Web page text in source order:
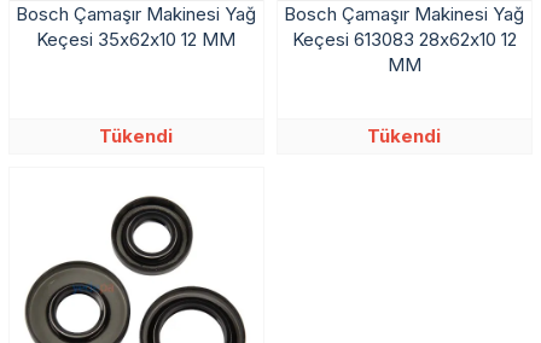
Bosch Çamaşır Makinesi Yağ
Keçesi 35x62x10 12 MM
Tükendi
Bosch Çamaşır Makinesi Yağ
Keçesi 613083 28x62x10 12
MM
Tükendi